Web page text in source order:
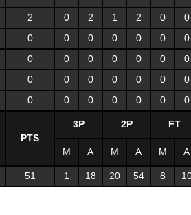
2 0 2 1 2 0
0
0 0 0 0 0 0
0
0 0 0 0 0 0
0
0 0 0 0 0 0
0
0 0 0 0 0 0 0
PTS
3P 2P FT
M A M A M A
51 1 18 20 54 8